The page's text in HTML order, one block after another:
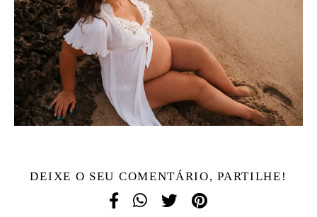
DEIXE O SEU COMENTÁRIO, PARTILHE!